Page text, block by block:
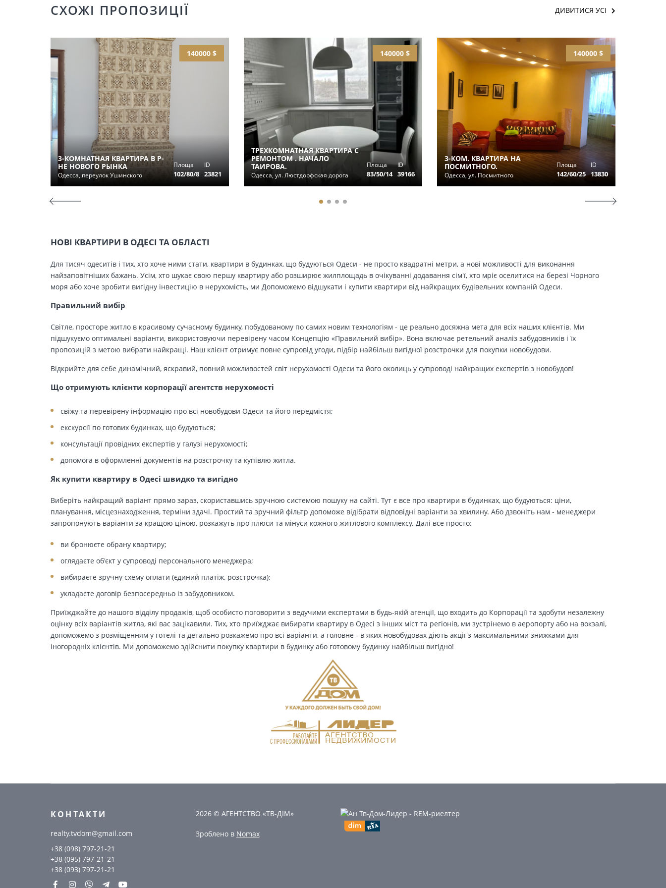
СХОЖІ ПРОПОЗИЦІЇ ДИВИТИСЯ УСІ
140000 $
3-КОМНАТНАЯ КВАРТИРА В Р-
НЕ НОВОГО РЫНКА
Одесса, переулок Ушинского
Площа
102/80/8
ID
23821
140000 $
ТРЕХКОМНАТНАЯ КВАРТИРА С
РЕМОНТОМ . НАЧАЛО
ТАИРОВА.
Одесса, ул. Люстдорфская дорога
Площа
83/50/14
ID
39166
140000 $
3-КОМ. КВАРТИРА НА
ПОСМИТНОГО.
Одесса, ул. Посмитного
Площа
142/60/25
ID
13830
НОВІ КВАРТИРИ В ОДЕСІ ТА ОБЛАСТІ
Для тисяч одеситів і тих, хто хоче ними стати, квартири в будинках, що будуються Одеси - не просто квадратні метри, а нові можливості для виконання
найзаповітніших бажань. Усім, хто шукає свою першу квартиру або розширює жилплощадь в очікуванні додавання сім'ї, хто мріє оселитися на березі Чорного
моря або хоче зробити вигідну інвестицію в нерухомість, ми Допоможемо відшукати і купити квартири від найкращих будівельних компаній Одеси.
Правильний вибір
Світле, просторе житло в красивому сучасному будинку, побудованому по самих новим технологіям - це реально досяжна мета для всіх наших клієнтів. Ми
підшукуємо оптимальні варіанти, використовуючи перевірену часом Концепцію «Правильний вибір». Вона включає ретельний аналіз забудовників і їх
пропозицій з метою вибрати найкращі. Наш клієнт отримує повне супровід угоди, підбір найбільш вигідної розстрочки для покупки новобудови.
Відкрийте для себе динамічний, яскравий, повний можливостей світ нерухомості Одеси та його околиць у супроводі найкращих експертів з новобудов!
Що отримують клієнти корпорації агентств нерухомості
свіжу та перевірену інформацію про всі новобудови Одеси та його передмістя;
екскурсії по готових будинках, що будуються;
консультації провідних експертів у галузі нерухомості;
допомога в оформленні документів на розстрочку та купівлю житла.
Як купити квартиру в Одесі швидко та вигідно
Виберіть найкращий варіант прямо зараз, скориставшись зручною системою пошуку на сайті. Тут є все про квартири в будинках, що будуються: ціни,
планування, місцезнаходження, терміни здачі. Простий та зручний фільтр допоможе відібрати відповідні варіанти за хвилину. Або дзвоніть нам - менеджери
запропонують варіанти за кращою ціною, розкажуть про плюси та мінуси кожного житлового комплексу. Далі все просто:
ви бронюєте обрану квартиру;
оглядаєте об'єкт у супроводі персонального менеджера;
вибираєте зручну схему оплати (єдиний платіж, розстрочка);
укладаєте договір безпосередньо із забудовником.
Приїжджайте до нашого відділу продажів, щоб особисто поговорити з ведучими експертами в будь-якій агенції, що входить до Корпорації та здобути незалежну
оцінку всіх варіантів житла, які вас зацікавили. Тих, хто приїжджає вибирати квартиру в Одесі з інших міст та регіонів, ми зустрінемо в аеропорту або на вокзалі,
допоможемо з розміщенням у готелі та детально розкажемо про всі варіанти, а головне - в яких новобудовах діють акції з максимальними знижками для
іногородніх клієнтів. Ми допоможемо здійснити покупку квартири в будинку або готовому будинку найбільш вигідно!
КОНТАКТИ
realty.tvdom@gmail.com
+38 (098) 797-21-21
+38 (095) 797-21-21
+38 (093) 797-21-21
2026 © АГЕНТСТВО «ТВ-ДІМ»
Зроблено в Nomax